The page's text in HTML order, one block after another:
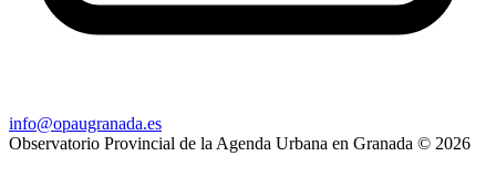
info@opaugranada.es
Observatorio Provincial de la Agenda Urbana en Granada © 2026